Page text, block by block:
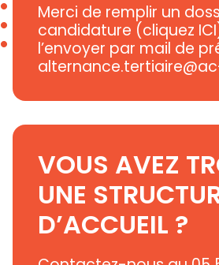
Merci de remplir un
candidature (cliquez ICI
l’envoyer par mail de
VOUS AVEZ
UNE
D’ACCUEIL ?